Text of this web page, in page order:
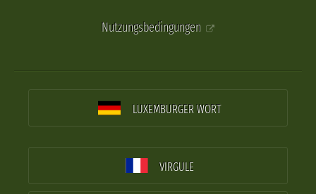
Nutzungsbedingungen
LUXEMBURGER WORT
VIRGULE